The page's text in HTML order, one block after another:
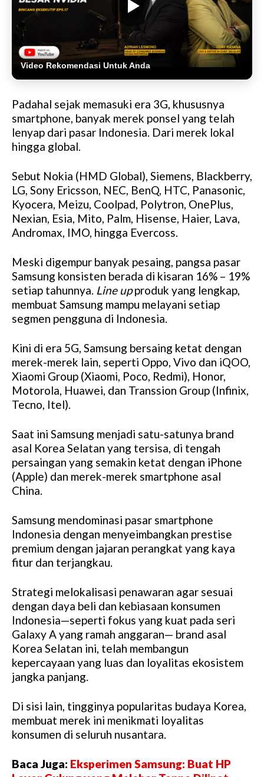
Video Rekomendasi Untuk Anda
Padahal sejak memasuki era 3G, khususnya
smartphone, banyak merek ponsel yang telah
lenyap dari pasar Indonesia. Dari merek lokal
hingga global.
Sebut Nokia (HMD Global), Siemens, Blackberry,
LG, Sony Ericsson, NEC, BenQ, HTC, Panasonic,
Kyocera, Meizu, Coolpad, Polytron, OnePlus,
Nexian, Esia, Mito, Palm, Hisense, Haier, Lava,
Andromax, IMO, hingga Evercoss.
Meski digempur banyak pesaing, pangsa pasar
Samsung konsisten berada di kisaran 16% – 19%
setiap tahunnya. Line upproduk yang lengkap,
membuat Samsung mampu melayani setiap
segmen pengguna di Indonesia.
Kini di era 5G, Samsung bersaing ketat dengan
merek-merek lain, seperti Oppo, Vivo dan iQOO,
Xiaomi Group (Xiaomi, Poco, Redmi), Honor,
Motorola, Huawei, dan Transsion Group (Infinix,
Tecno, Itel).
Saat ini Samsung menjadi satu-satunya brand
asal Korea Selatan yang tersisa, di tengah
persaingan yang semakin ketat dengan iPhone
(Apple) dan merek-merek smartphone asal
China.
Samsung mendominasi pasar smartphone
Indonesia dengan menyeimbangkan prestise
premium dengan jajaran perangkat yang kaya
fitur dan terjangkau.
Strategi melokalisasi penawaran agar sesuai
dengan daya beli dan kebiasaan konsumen
Indonesia—seperti fokus yang kuat pada seri
Galaxy A yang ramah anggaran— brand asal
Korea Selatan ini, telah membangun
kepercayaan yang luas dan loyalitas ekosistem
jangka panjang.
Di sisi lain, tingginya popularitas budaya Korea,
membuat merek ini menikmati loyalitas
konsumen di seluruh nusantara.
Baca Juga: Eksperimen Samsung: Buat HP